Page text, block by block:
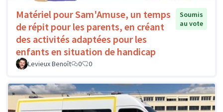
Matériel pour Sam'Amuse, un temps
de répit pour les parents, en créant
des activités adaptées pour les
enfants en situation de handicap
Soumis
au vote
Levieux Benoît 0 0